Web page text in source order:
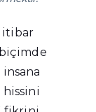
itibar